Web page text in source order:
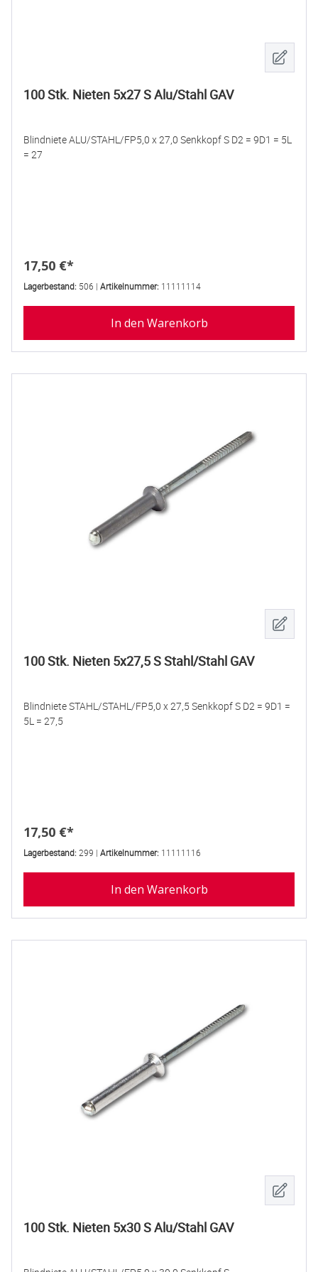
100 Stk. Nieten 5x27 S Alu/Stahl GAV
Blindniete ALU/STAHL/FP5,0 x 27,0 Senkkopf S D2 = 9D1 = 5L
= 27
Regulärer Preis:
17,50 €*
Lagerbestand: 506 | Artikelnummer: 11111114
In den Warenkorb
100 Stk. Nieten 5x27,5 S Stahl/Stahl GAV
Blindniete STAHL/STAHL/FP5,0 x 27,5 Senkkopf S D2 = 9D1 =
Regulärer Preis:
17,50 €*
Lagerbestand:299 | Artikelnummer: 11111116
In den Warenkorb
100 Stk. Nieten 5x30 S Alu/Stahl GAV